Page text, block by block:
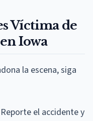
Víctima de
Iowa
la escena, siga
Reporte el accidente y